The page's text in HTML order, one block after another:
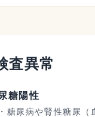
査異常
糖陽性
・糖尿病や腎性糖尿